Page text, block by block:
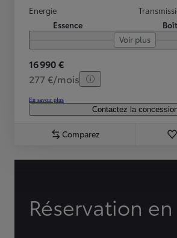
Energie
Essence
Voir plus
16 990 €
277 €/mois
En savoir plus
Contactez la
Comparez
Réservation